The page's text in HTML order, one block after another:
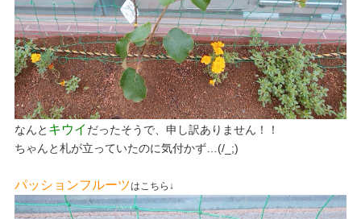
なんと キウイ だったそうで、申し訳ありません！！
ちゃんと札が立っていたのに気付かず…(/_;)
パッションフルーツはこちら↓